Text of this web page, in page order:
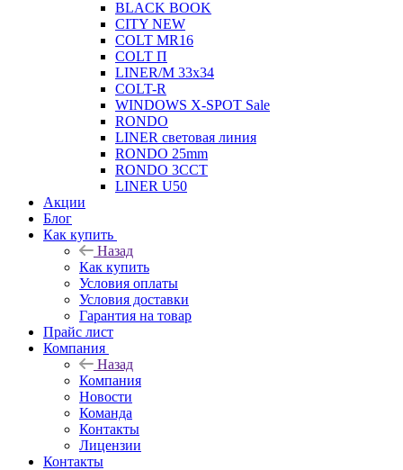
BLACK BOOK
CITY NEW
COLT MR16
COLT П
LINER/М 33х34
COLT-R
WINDOWS X-SPOT Sale
RONDO
LINER световая линия
RONDO 25mm
RONDO 3CCT
LINER U50
Акции
Блог
Как купить
Назад
Как купить
Условия оплаты
Условия доставки
Гарантия на товар
Прайс лист
Компания
Назад
Компания
Новости
Команда
Контакты
Лицензии
Контакты